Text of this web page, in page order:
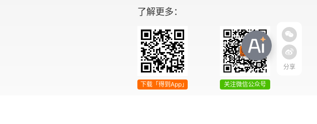
分享
了解更多：
下载「得到App」 关注微信公众号